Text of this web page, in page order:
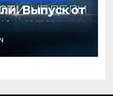
Выпуск от